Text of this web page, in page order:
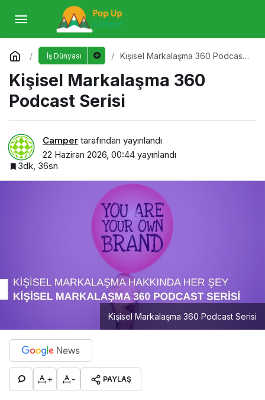
İş Dünyası
Kişisel Markalaşma 360 Podcast
Kişisel Markalaşma 360
Podcast Serisi
Camper tarafından yayınlandı
22 Haziran 2026, 00:44 yayınlandı
3dk, 36sn
Kişisel Markalaşma 360 Podcast Serisi
+ - PAYLAŞ
Kişisel Markalaşma 360 Podcast Serisi
Yorum Yap